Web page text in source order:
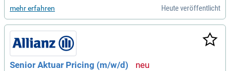
ur fördert den Austausch mit Kund:innen und Vertriebspartn
er:innen. Als führende Finanzgemeinschaft helfen wir, Risike
n zu vermeiden und finanzielle Chancen zu nutzen. Unser Zie
l ist es, die erste Wahl für Mitarbeitende und Partner zu sein.
Im globalen Headquarter der Allianz arbeiten wir zudem an
der schnellen Bearbeitung von Versicherungsschäden.
mehr erfahren Heute veröffentlicht
Senior Aktuar Pricing (m/w/d)